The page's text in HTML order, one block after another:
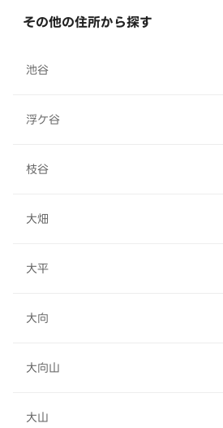
その他の住所から探す
池谷
浮ケ谷
枝谷
大畑
大平
大向
大向山
大山